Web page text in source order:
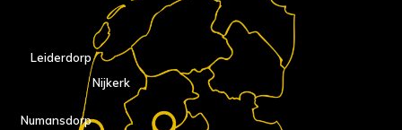
Nijkerk
Numansdorp
Leiderdorp